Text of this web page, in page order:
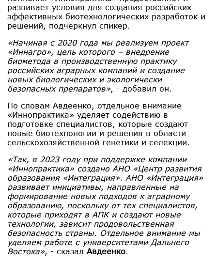
развивает условия для создания российских
эффективных биотехнологических разработок и
решений, подчеркнул спикер.
«Начиная с 2020 года мы реализуем проект
«Иннагро», цель которого – внедрение
биометода в производственную практику
российских аграрных компаний и создание
новых биологических и экологически
безопасных препаратов», - добавил он.
По словам Авдеенко, отдельное внимание
«Иннопрактика» уделяет содействию в
подготовке специалистов, которые создают
новые биотехнологии и решения в области
сельскохозяйственной генетики и селекции.
«Так, в 2023 году при поддержке компании
«Иннопрактика» создано АНО «Центр развития
образования «Интеграция». АНО «Интеграция»
развивает инициативы, направленные на
формирование новых подходов к аграрному
образованию, поскольку от тех специалистов,
которые приходят в АПК и создают новые
технологии, зависит продовольственная
безопасность страны. Отдельное внимание мы
уделяем работе с университетами Дальнего
Востока», - сказал Авдеенко.